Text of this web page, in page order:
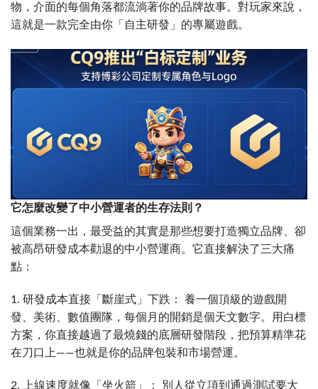
物，介面的每個角落都流淌著你的品牌故事。對玩家來說，
這就是一款完全由你「自主研發」的專屬遊戲。
它怎麼改變了中小營運者的生存法則？
這個業務一出，最受益的其實是那些想要打造獨立品牌、卻
被高昂研發成本勸退的中小營運商。它直接解決了三大痛
點：
1. 研發成本直接「斷崖式」下跌： 養一個頂級的遊戲開
發、美術、數值團隊，每個月的開銷是個天文數字。用白標
方案，你直接越過了最燒錢的底層研發階段，把預算精準花
在刀口上——也就是你的品牌包裝和市場營運。
2. 上線速度就像「坐火箭」： 別人從立項到通過測試要大